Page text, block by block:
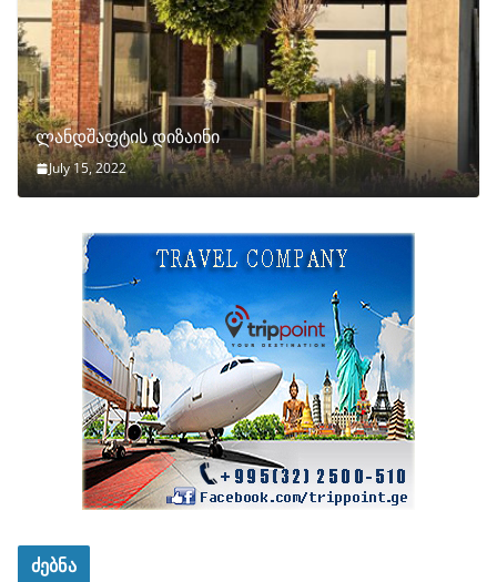
ლანდშაფტის დიზაინი
July 15, 2022
ძებნა